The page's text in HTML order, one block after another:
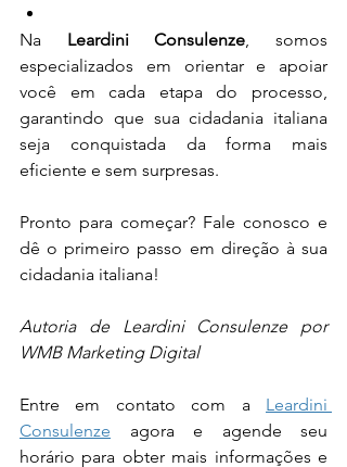
Na Leardini Consulenze, somos
especializados em orientar e apoiar
você em cada etapa do processo,
garantindo que sua cidadania italiana
seja conquistada da forma mais
eficiente e sem surpresas.
Pronto para começar? Fale conosco e
dê o primeiro passo em direção à sua
cidadania italiana!
Autoria de Leardini Consulenze por
WMB Marketing Digital
Entre em contato com a Leardini
Consulenze agora e agende seu
horário para obter mais informações e